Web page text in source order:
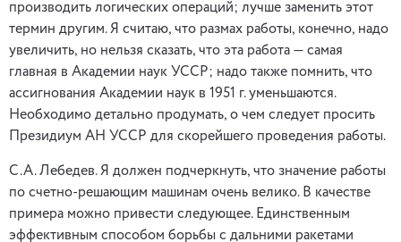
производить логических операций; лучше заменить этот
термин другим. Я считаю, что размах работы, конечно, надо
увеличить, но нельзя сказать, что эта работа — самая
главная в Академии наук УССР; надо также помнить, что
ассигнования Академии наук в 1951 г. уменьшаются.
Необходимо детально продумать, о чем следует просить
Президиум АН УССР для скорейшего проведения работы.
С.А. Лебедев. Я должен подчеркнуть, что значение работы
по счетно-решающим машинам очень велико. В качестве
примера можно привести следующее. Единственным
эффективным способом борьбы с дальними ракетами